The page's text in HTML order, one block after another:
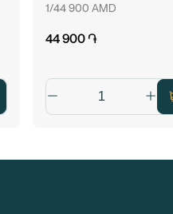
1/44 900 AMD
44 900 ֏